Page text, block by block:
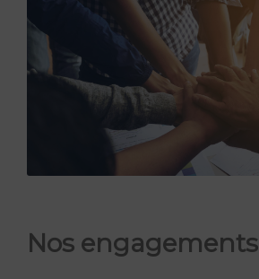
Nos engagements